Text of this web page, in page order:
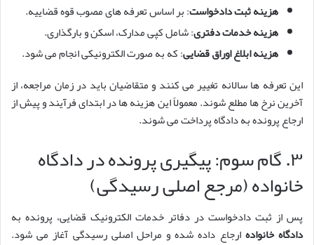
هزینه ثبت دادخواست: بر اساس تعرفه های مصوب قوه قضاییه.
هزینه خدمات دفتری: شامل کپی مدارک، اسکن و بارگذاری.
هزینه ابلاغ اوراق قضایی: که به صورت الکترونیکی انجام می شود.
این تعرفه ها سالانه تغییر می کنند و متقاضیان باید در زمان مراجعه، از
آخرین نرخ ها مطلع شوند. معمولاً این هزینه ها در ابتدای فرآیند و پیش از
ارجاع پرونده به دادگاه پرداخت می شوند.
۳. گام سوم: پیگیری پرونده در دادگاه
خانواده (مرجع اصلی رسیدگی)
پس از ثبت دادخواست در دفاتر خدمات الکترونیک قضایی، پرونده به
دادگاه خانواده ارجاع داده شده و مراحل اصلی رسیدگی آغاز می شود.